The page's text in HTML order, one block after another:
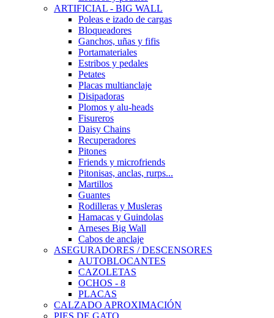
ARTIFICIAL - BIG WALL
Poleas e izado de cargas
Bloqueadores
Ganchos, uñas y fifis
Portamateriales
Estribos y pedales
Petates
Placas multianclaje
Disipadoras
Plomos y alu-heads
Fisureros
Daisy Chains
Recuperadores
Pitones
Friends y microfriends
Pitonisas, anclas, rurps...
Martillos
Guantes
Rodilleras y Musleras
Hamacas y Guindolas
Arneses Big Wall
Cabos de anclaje
ASEGURADORES / DESCENSORES
AUTOBLOCANTES
CAZOLETAS
OCHOS - 8
PLACAS
CALZADO APROXIMACIÓN
PIES DE GATO